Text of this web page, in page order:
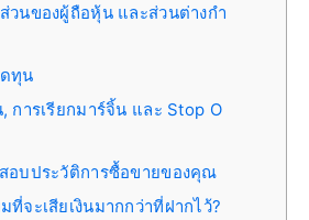
วนของผู้ถือหุ้น และส่วนต่างกำ
ทุน
การเรียกมาร์จิ้น และ Stop O
อบประวัติการซื้อขายของคุณ
ที่จะเสียเงินมากกว่าที่ฝากไว้?